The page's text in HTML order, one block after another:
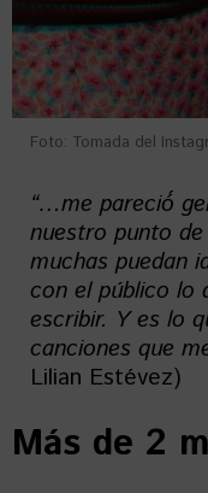
Foto: Tomada del
“…me pareció
nuestro punto
muchas puedan
con elpúblico lo
escribir. Y es lo
canciones que
Lilian Estévez)
Más de 2